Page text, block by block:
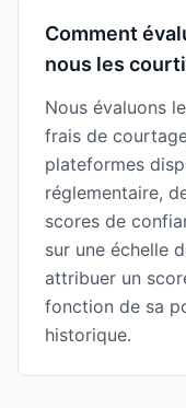
Comment
nous les
Nous évaluons
frais de
plateformes
réglementaire,
scores de
sur une échelle
attribuer un
fonction de sa
historique.